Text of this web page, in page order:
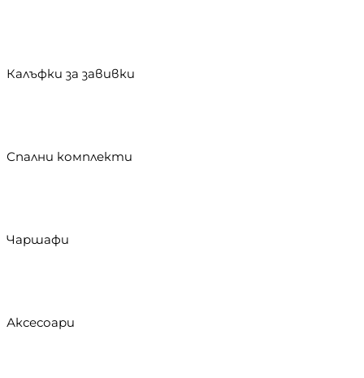
Калъфки за завивки
Спални комплекти
Чаршафи
Аксесоари